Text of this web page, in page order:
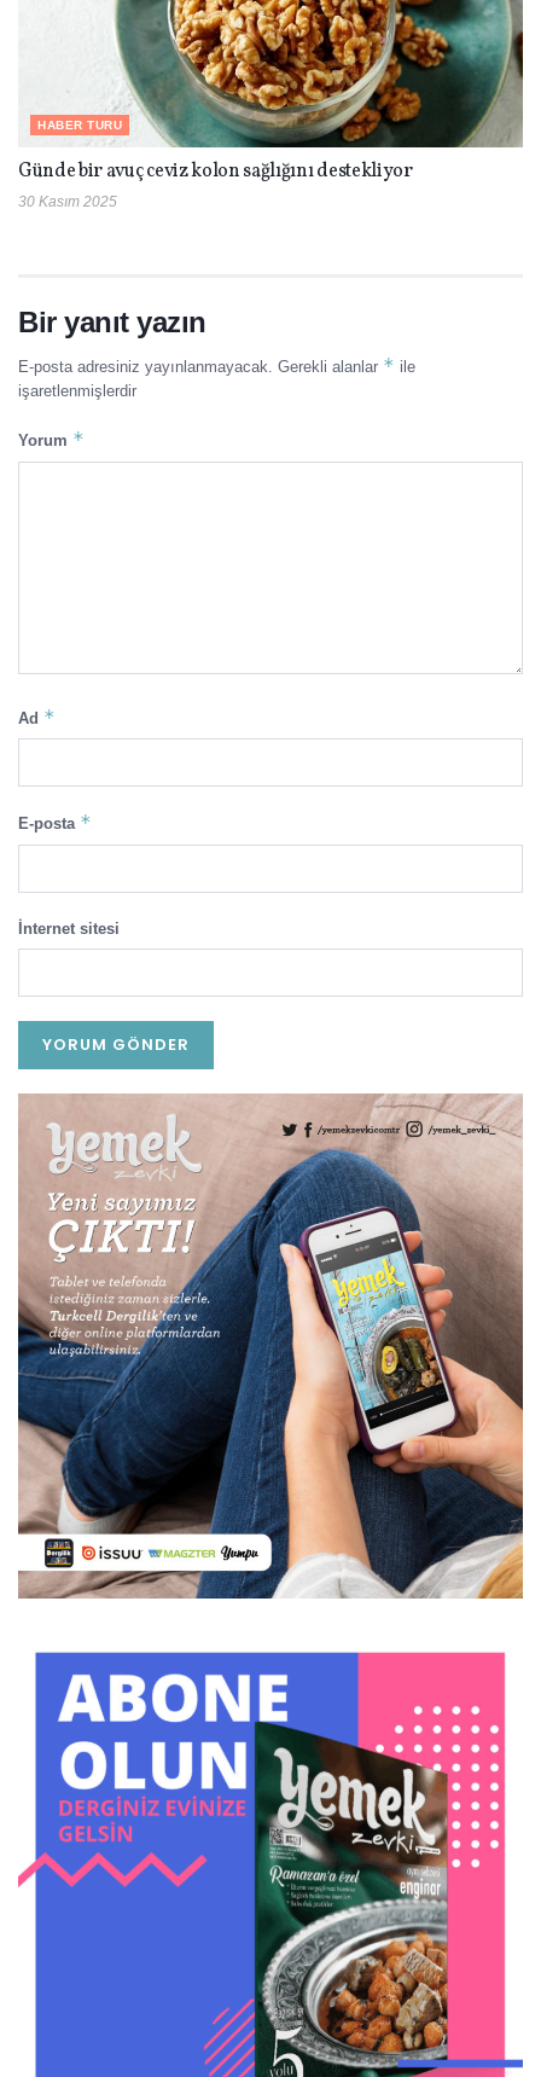
HABER TURU
Günde bir avuç ceviz kolon sağlığını destekliyor
30 Kasım 2025
Bir yanıt yazın
E-posta adresiniz yayınlanmayacak. Gerekli alanlar * ile
işaretlenmişlerdir
Yorum *
Ad *
E-posta *
İnternet sitesi